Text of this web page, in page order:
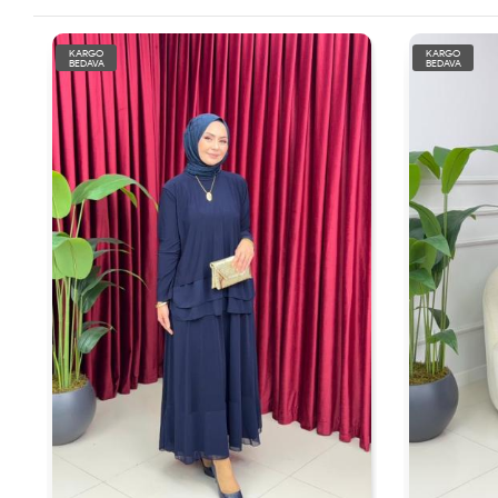
KARGO
BEDAVA
KARGO
BEDAVA